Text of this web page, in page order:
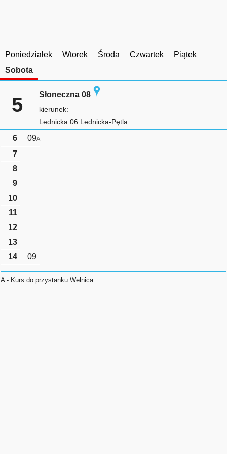
Poniedziałek Wtorek Środa Czwartek
Piątek
Sobota
5 Słoneczna 08
kierunek:
Lednicka 06 Lednicka-Pętla
6 09A
7
8
9
10
11
12
13
14
09
A - Kurs do przystanku Wełnica